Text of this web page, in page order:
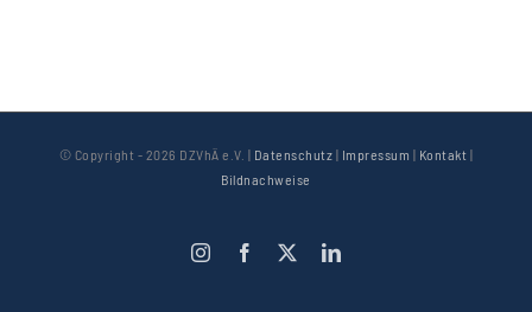
© Copyright - 2026 DZVhÄ e.V. | Datenschutz | Impressum | Kontakt |
Bildnachweise
InstagramFacebook LinkedIn